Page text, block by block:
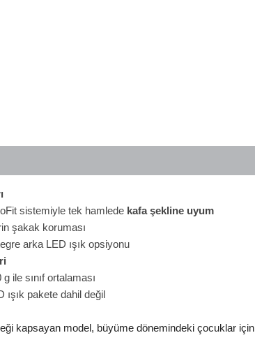
sistemiyle tek hamlede kafa şekline uyum
şakak koruması
arka LED ışık opsiyonu
g ile sınıf ortalaması
ışık pakete dahil değil
kapsayan model, büyüme dönemindeki çocuklar için